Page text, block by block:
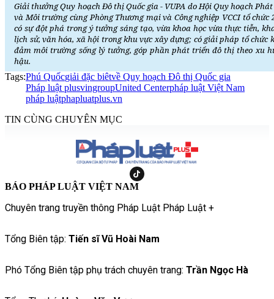
Giải thưởng Quy hoạch Đô thị Quốc gia - VUPA do Hội Quy hoạch
và Môi trường cùng Phòng Thương mại và Công nghiệp VCCI tổ
có sự đột phá trong ý tưởng sáng tạo, vừa khoa học vừa thực tiễn,
lịch sử, văn hóa, xã hội trong khu vực xây dựng; có giải pháp tổ
đảm môi trường sống lý tưởng, góp phần phát triển đô thị theo xu
hậu.
Tags:Phú Quốcgiải đặc biêtvề Quy hoạch Đô thị Quốc gia
Pháp luật plusvingroupUnited Centerpháp luật Việt Nam
pháp luậtphapluatplus.vn
TIN CÙNG CHUYÊN MỤC
BÁO PHÁP LUẬT VIỆT NAM
Chuyên trang truyền thông Pháp Luật Pháp Luật +
Tổng Biên tập: Tiến sĩ Vũ Hoài Nam
Phó Tổng Biên tập phụ trách chuyên trang: Trần Ngọc Hà